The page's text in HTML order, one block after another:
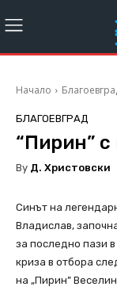
Начало
БЛАГОЕВГРАД
“Пирин”
By Д. Христовски
Синът на
Владислав,
за последно пази
криза в отбора
на „Пирин”